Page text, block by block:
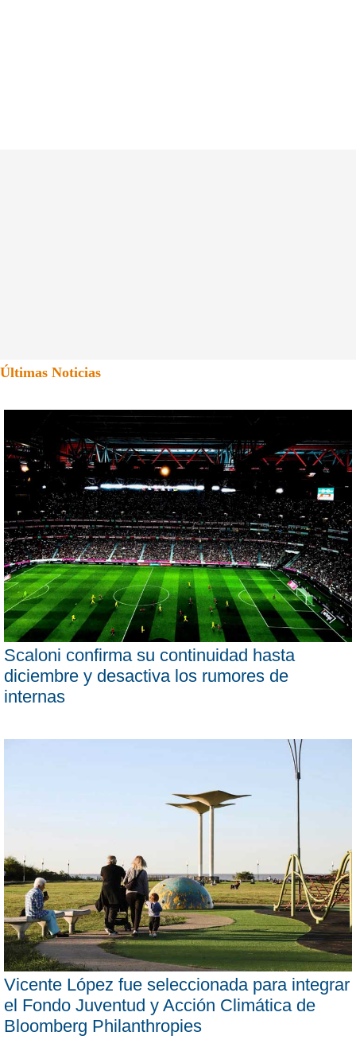
Últimas Noticias
Scaloni confirma su continuidad hasta
diciembre y desactiva los rumores de
internas
Vicente López fue seleccionada para integrar
el Fondo Juventud y Acción Climática de
Bloomberg Philanthropies